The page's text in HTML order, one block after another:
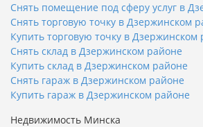
Снять помещение под сферу услуг в
Снять торговую точку в Дзержинском
Купить торговую точку в Дзержинском
Снять склад в Дзержинском районе
Купить склад в Дзержинском районе
Снять гараж в Дзержинском районе
Купить гараж в Дзержинском районе
Недвижимость Минска